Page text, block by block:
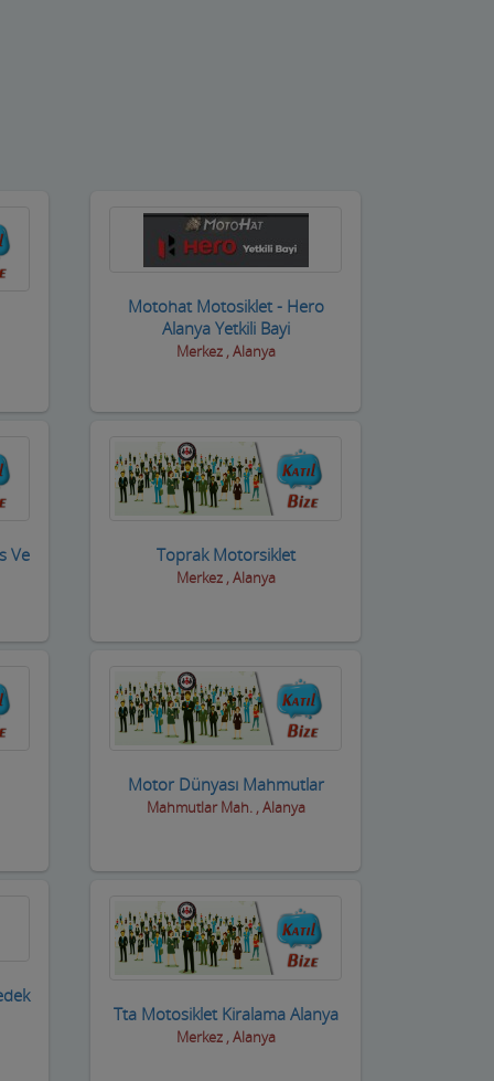
Motohat Motosiklet - Hero
Alanya Yetkili Bayi
Merkez , Alanya
Ve Toprak Motorsiklet
Merkez , Alanya
Motor Dünyası Mahmutlar
Mahmutlar Mah. , Alanya
Tta Motosiklet Kiralama Alanya
Merkez , Alanya